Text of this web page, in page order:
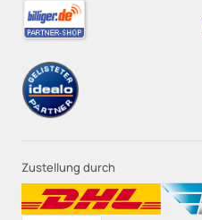
Zustellung durch